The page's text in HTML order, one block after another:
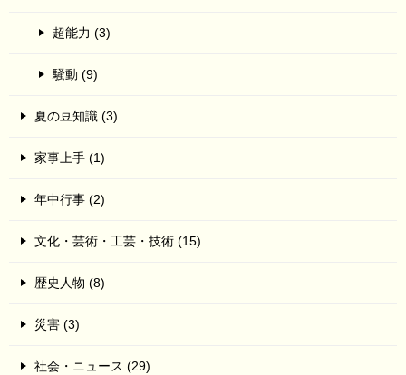
超能力 (3)
騒動 (9)
夏の豆知識 (3)
家事上手 (1)
年中行事 (2)
文化・芸術・工芸・技術 (15)
歴史人物 (8)
災害 (3)
社会・ニュース (29)